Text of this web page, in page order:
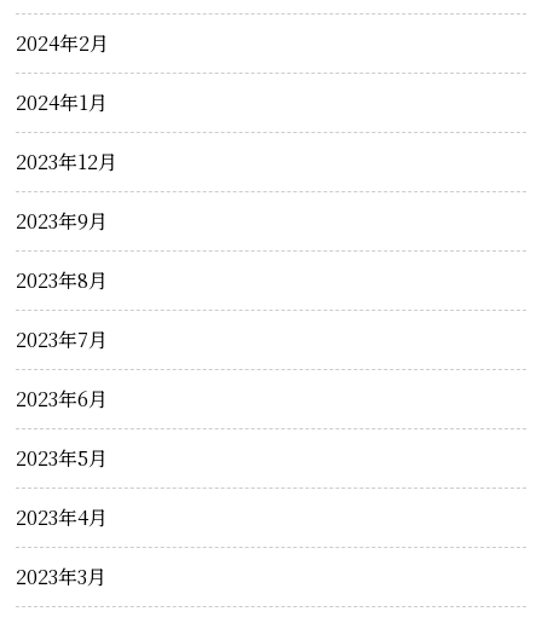
2024年2月
2024年1月
2023年12月
2023年9月
2023年8月
2023年7月
2023年6月
2023年5月
2023年4月
2023年3月